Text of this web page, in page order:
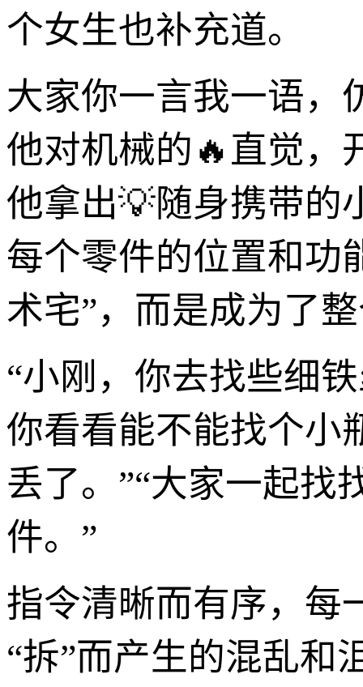
个女生也补充道。
大家你一言我一语，
他对机械的🔥直觉，
他拿出💡随身携带的
每个零件的位置和功
术宅”，而是成为了
“小刚，你去找些细
你看看能不能找个小
丢了。”“大家一起找
件。”
指令清晰而有序，每
“拆”而产生的混乱和